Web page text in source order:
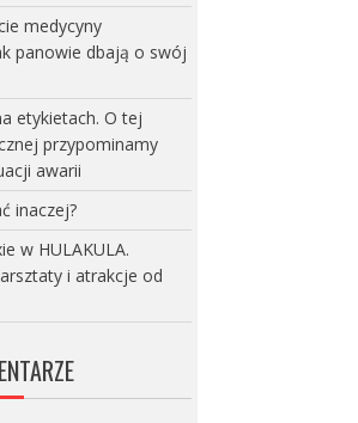
medycyny
panowie dbają o swój
etykietach. O tej
przypominamy
awarii
inaczej?
w HULAKULA.
i atrakcje od